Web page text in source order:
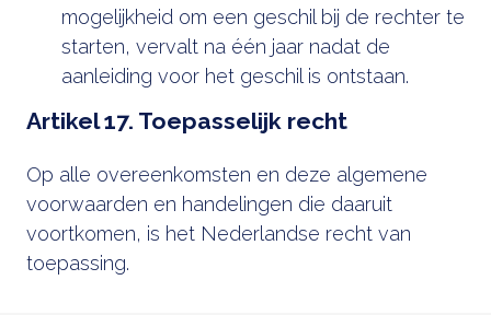
mogelijkheid om een geschil bij de rechter te
starten, vervalt na één jaar nadat de
aanleiding voor het geschil is ontstaan.
Artikel 17. Toepasselijk recht
Op alle overeenkomsten en deze algemene
voorwaarden en handelingen die daaruit
voortkomen, is het Nederlandse recht van
toepassing.